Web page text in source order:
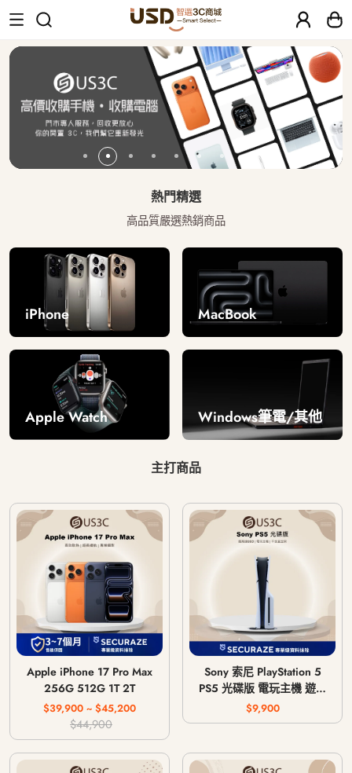
USD 智選二手3C商城｜【30天安心
熱門精選
高品質嚴選熱銷商品
iPhone MacBook
Apple Watch Windows筆電/其他
主打商品
Apple iPhone 17 Pro Max
256G 512G 1T 2T
$39,900 ~ $45,200
$44,900
Sony 索尼 PlayStation 5
PS5 光碟版 電玩主機 遊戲
主機 CFI-1018A / CFI-
1118A / CFI-1218A
$9,900